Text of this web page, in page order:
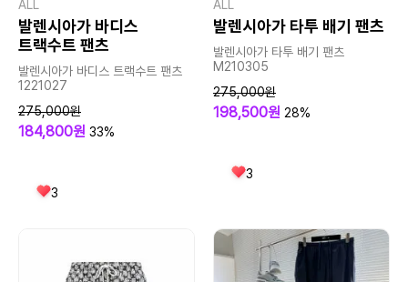
ALL
발렌시아가 바디스
트랙수트 팬츠
발렌시아가 바디스 트랙수트 팬츠
1221027
275,000원
184,800원 33%
3
ALL
발렌시아가 타투 배기 팬츠
발렌시아가 타투 배기 팬츠
M210305
275,000원
198,500원 28%
3